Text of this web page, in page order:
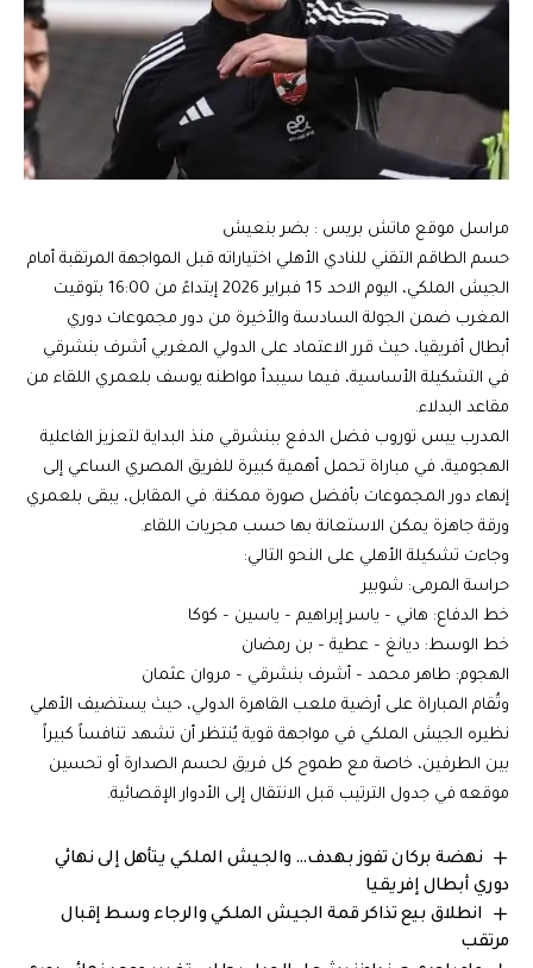
مراسل موقع ماتش بريس : بضر بنعيش
حسم الطاقم التقني للنادي الأهلي اختياراته قبل المواجهة المرتقبة أمام
الجيش الملكي، اليوم الاحد 15 فبراير 2026 إبتداءً من 16:00 بتوقيت
المغرب ضمن الجولة السادسة والأخيرة من دور مجموعات دوري
أبطال أفريقيا، حيث قرر الاعتماد على الدولي المغربي أشرف بنشرقي
في التشكيلة الأساسية، فيما سيبدأ مواطنه يوسف بلعمري اللقاء من
مقاعد البدلاء.
المدرب ييس توروب فضل الدفع ببنشرقي منذ البداية لتعزيز الفاعلية
الهجومية، في مباراة تحمل أهمية كبيرة للفريق المصري الساعي إلى
إنهاء دور المجموعات بأفضل صورة ممكنة. في المقابل، يبقى بلعمري
ورقة جاهزة يمكن الاستعانة بها حسب مجريات اللقاء.
وجاءت تشكيلة الأهلي على النحو التالي:
حراسة المرمى: شوبير
خط الدفاع: هاني – ياسر إبراهيم – ياسين – كوكا
خط الوسط: ديانغ – عطية – بن رمضان
الهجوم: طاهر محمد – أشرف بنشرقي – مروان عثمان
وتُقام المباراة على أرضية ملعب القاهرة الدولي، حيث يستضيف الأهلي
نظيره الجيش الملكي في مواجهة قوية يُنتظر أن تشهد تنافساً كبيراً
بين الطرفين، خاصة مع طموح كل فريق لحسم الصدارة أو تحسين
موقعه في جدول الترتيب قبل الانتقال إلى الأدوار الإقصائية.
نهضة بركان تفوز بهدف… والجيش الملكي يتأهل إلى نهائي
دوري أبطال إفريقيا
انطلاق بيع تذاكر قمة الجيش الملكي والرجاء وسط إقبال
مرتقب